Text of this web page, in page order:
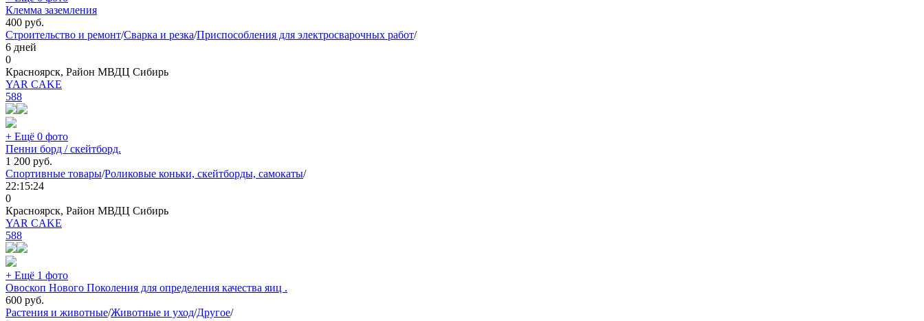
Клемма заземления
400 руб.
Строительство и ремонт/Сварка и резка/Приспособления для электросварочных работ/
6 дней
0
Красноярск, Район МВДЦ Сибирь
YAR CAKE
588
+ Ещё 0 фото
Пенни борд / скейтборд.
1 200 руб.
Спортивные товары/Роликовые коньки, скейтборды, самокаты/
22:15:24
0
Красноярск, Район МВДЦ Сибирь
YAR CAKE
588
+ Ещё 1 фото
Овоскоп Нового Поколения для определения качества яиц .
600 руб.
Растения и животные/Животные и уход/Другое/